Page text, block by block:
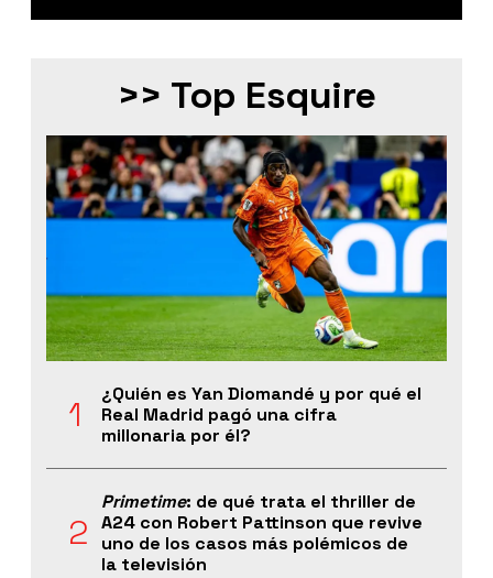
>> Top Esquire
¿Quién es Yan Diomandé y por qué el
Real Madrid pagó una cifra
millonaria por él?
Primetime: de qué trata el thriller de
A24 con Robert Pattinson que revive
uno de los casos más polémicos de
la televisión